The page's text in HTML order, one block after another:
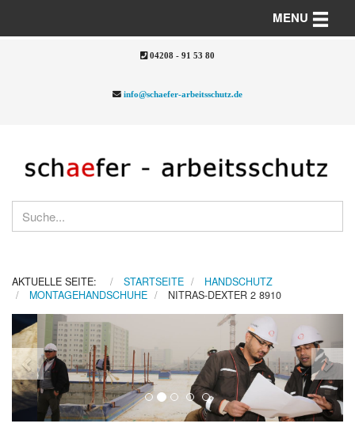
04208 - 91 53 80
info@schaefer-arbeitsschutz.de
MENU Toggle
AKTUELLE SEITE: STARTSEITE
HANDSCHUTZ
MONTAGEHANDSCHUHE
NITRAS-DEXTER 2 8910
Previous